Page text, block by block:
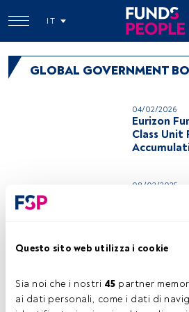
Questo sito web utilizza i cookie
Sia noi che i nostri 45 partner
ai dati personali, come i dati di
IT
GLOBAL GOVERNMENT
04/02/2026
Eurizon
Class Unit
08/02/2025
Fideuram
Selection
Global